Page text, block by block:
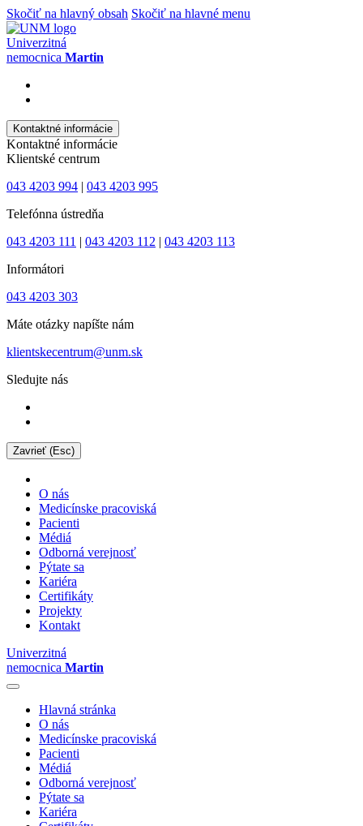
Skočiť na hlavný obsah Skočiť na hlavné menu
Univerzitná
nemocnica Martin
Kontaktné informácie
Kontaktné informácie
Klientské centrum
043 4203 994 | 043 4203 995
Telefónna ústredňa
043 4203 111 | 043 4203 112 | 043 4203 113
Informátori
043 4203 303
Máte otázky napíšte nám
klientskecentrum@unm.sk
Sledujte nás
Zavrieť (Esc)
O nás
Medicínske pracoviská
Pacienti
Médiá
Odborná verejnosť
Pýtate sa
Kariéra
Certifikáty
Projekty
Kontakt
Univerzitná
nemocnica Martin
Hlavná stránka
O nás
Medicínske pracoviská
Pacienti
Médiá
Odborná verejnosť
Pýtate sa
Kariéra